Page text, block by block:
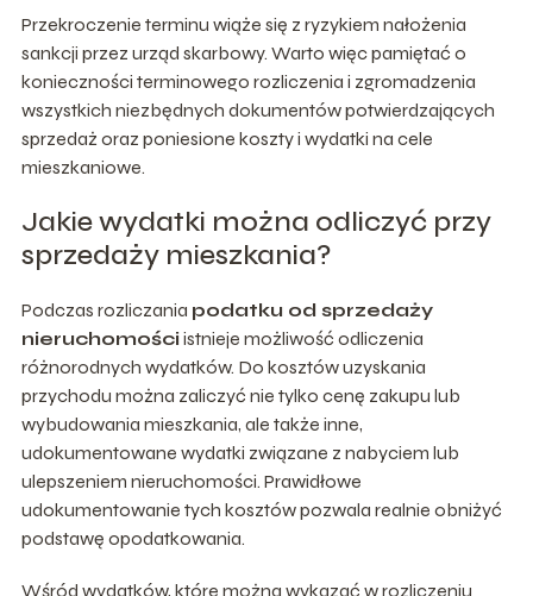
Przekroczenie terminu wiąże się z ryzykiem nałożenia
sankcji przez urząd skarbowy. Warto więc pamiętać o
konieczności terminowego rozliczenia i zgromadzenia
wszystkich niezbędnych dokumentów potwierdzających
sprzedaż oraz poniesione koszty i wydatki na cele
mieszkaniowe.
Jakie wydatki można odliczyć przy
sprzedaży mieszkania?
Podczas rozliczania podatku od sprzedaży
nieruchomości istnieje możliwość odliczenia
różnorodnych wydatków. Do kosztów uzyskania
przychodu można zaliczyć nie tylko cenę zakupu lub
wybudowania mieszkania, ale także inne,
udokumentowane wydatki związane z nabyciem lub
ulepszeniem nieruchomości. Prawidłowe
udokumentowanie tych kosztów pozwala realnie obniżyć
podstawę opodatkowania.
Wśród wydatków, które można wykazać w rozliczeniu